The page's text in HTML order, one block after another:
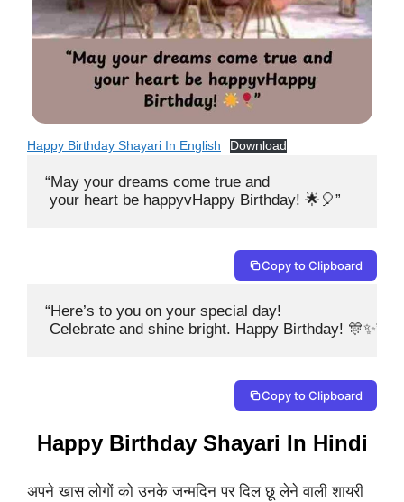
Happy Birthday Shayari In English Download
“May your dreams come true and
your heart be happyvHappy Birthday! 🌟🎈”
Copy to Clipboard
“Here’s to you on your special day!
Celebrate and shine bright. Happy Birthday! 🎊✨”
Copy to Clipboard
Happy Birthday Shayari In Hindi
अपने खास लोगों को उनके जन्मदिन पर दिल छू लेने वाली शायरी